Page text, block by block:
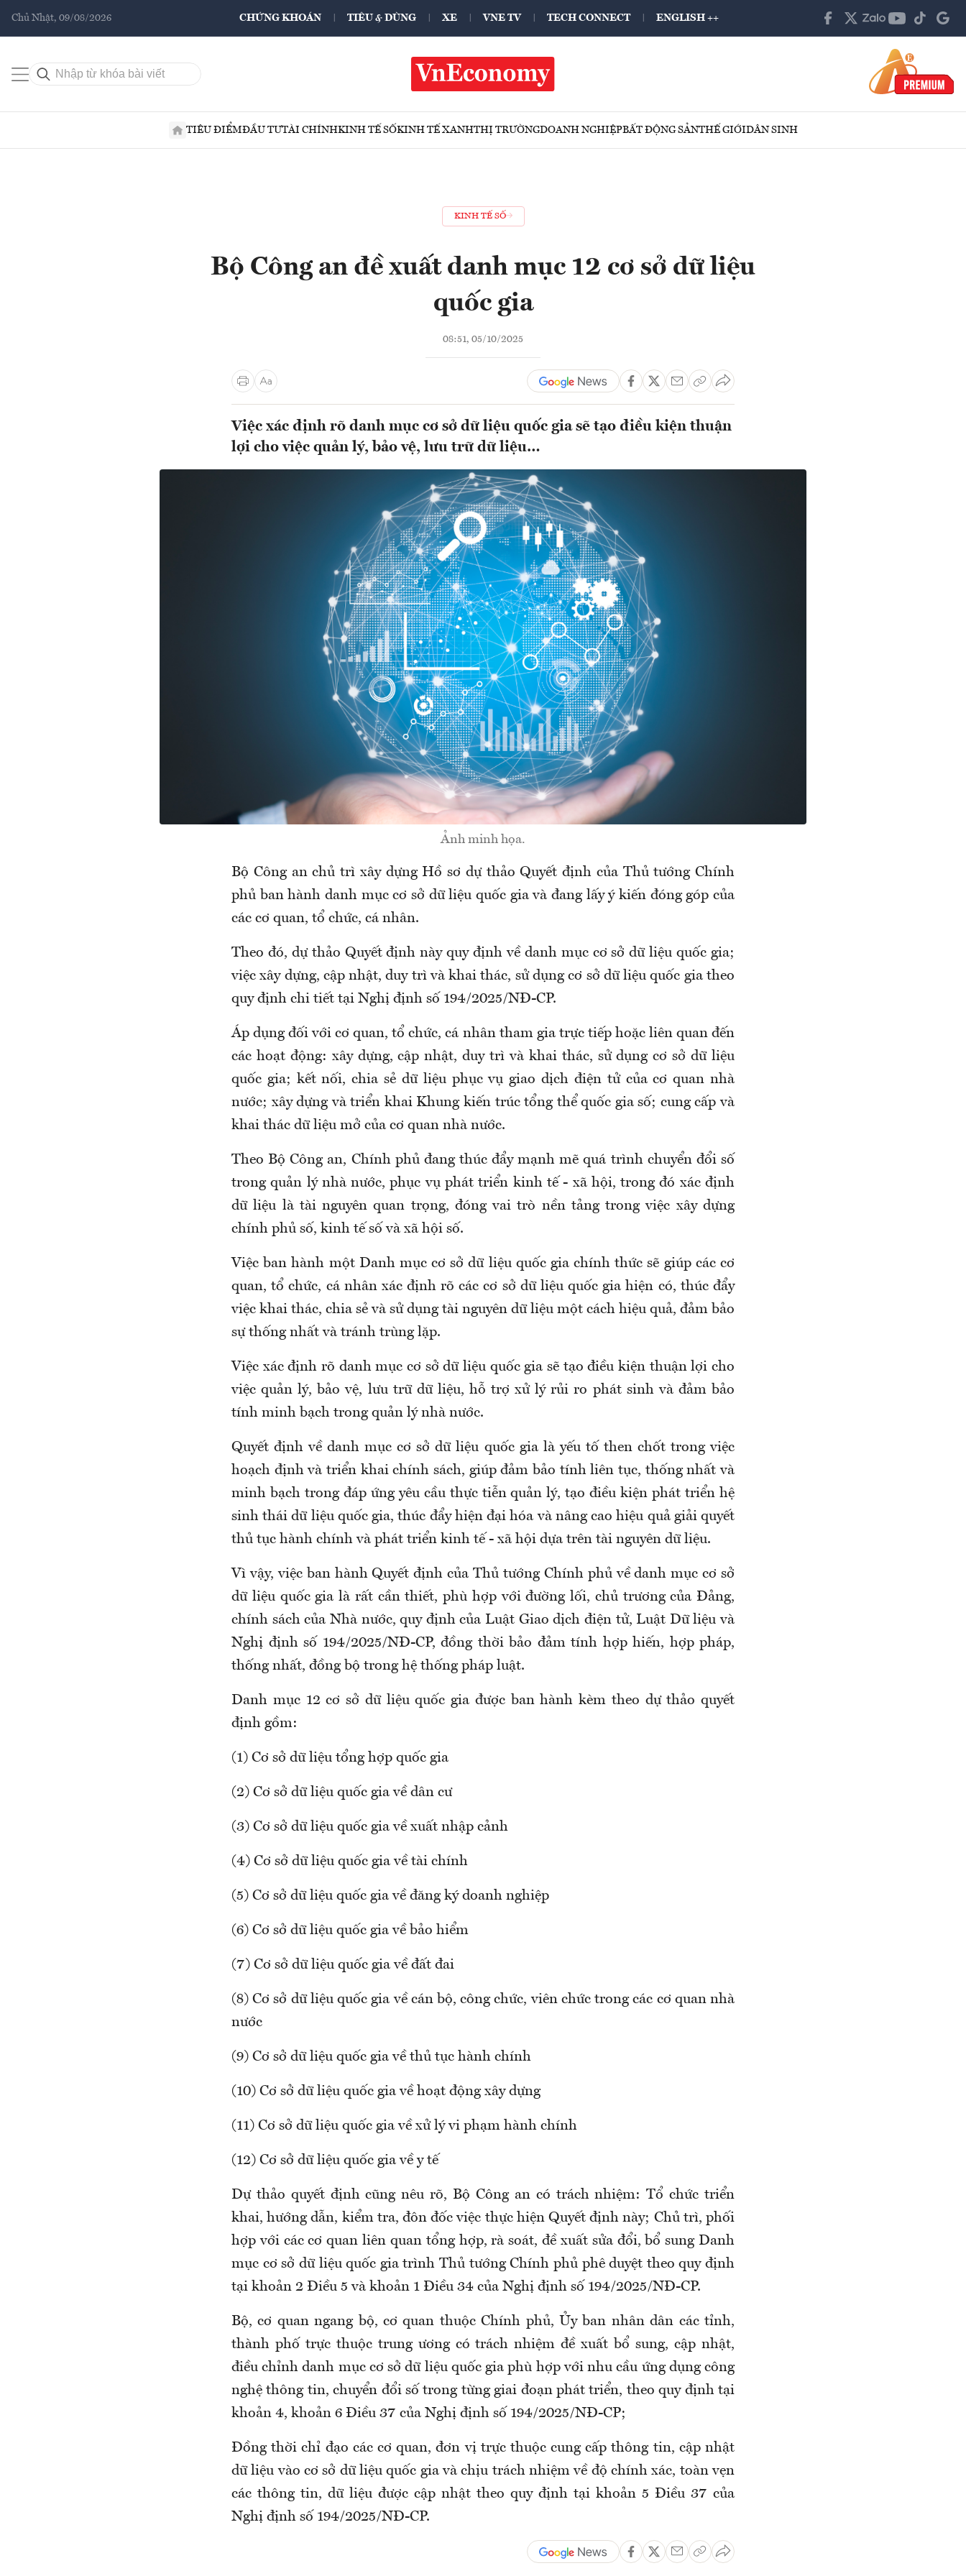
Chủ Nhật, 09/08/2026 CHỨNG KHOÁN TIÊU & DÙNG XE VNE TV TECH CONNECT ENGLISH ++
TIÊU ĐIỂMĐẦU TƯTÀI CHÍNHKINH TẾ SỐKINH TẾ XANHTHỊ TRƯỜNGDOANH NGHIỆPBẤT ĐỘNG SẢNTHẾ GIỚIDÂN SINH
KINH TẾ SỐ
Bộ Công an đề xuất danh mục 12 cơ sở dữ liệu
quốc gia
08:51, 05/10/2025
Việc xác định rõ danh mục cơ sở dữ liệu quốc gia sẽ tạo điều kiện thuận
lợi cho việc quản lý, bảo vệ, lưu trữ dữ liệu…
Ảnh minh họa.
Bộ Công an chủ trì xây dựng Hồ sơ dự thảo Quyết định của Thủ tướng Chính
phủ ban hành danh mục cơ sở dữ liệu quốc gia và đang lấy ý kiến đóng góp của
các cơ quan, tổ chức, cá nhân.
Theo đó, dự thảo Quyết định này quy định về danh mục cơ sở dữ liệu quốc gia;
việc xây dựng, cập nhật, duy trì và khai thác, sử dụng cơ sở dữ liệu quốc gia theo
quy định chi tiết tại Nghị định số 194/2025/NĐ-CP.
Áp dụng đối với cơ quan, tổ chức, cá nhân tham gia trực tiếp hoặc liên quan đến
các hoạt động: xây dựng, cập nhật, duy trì và khai thác, sử dụng cơ sở dữ liệu
quốc gia; kết nối, chia sẻ dữ liệu phục vụ giao dịch điện tử của cơ quan nhà
nước; xây dựng và triển khai Khung kiến trúc tổng thể quốc gia số; cung cấp và
khai thác dữ liệu mở của cơ quan nhà nước.
Theo Bộ Công an, Chính phủ đang thúc đẩy mạnh mẽ quá trình chuyển đổi số
trong quản lý nhà nước, phục vụ phát triển kinh tế - xã hội, trong đó xác định
dữ liệu là tài nguyên quan trọng, đóng vai trò nền tảng trong việc xây dựng
chính phủ số, kinh tế số và xã hội số.
Việc ban hành một Danh mục cơ sở dữ liệu quốc gia chính thức sẽ giúp các cơ
quan, tổ chức, cá nhân xác định rõ các cơ sở dữ liệu quốc gia hiện có, thúc đẩy
việc khai thác, chia sẻ và sử dụng tài nguyên dữ liệu một cách hiệu quả, đảm bảo
sự thống nhất và tránh trùng lặp.
Việc xác định rõ danh mục cơ sở dữ liệu quốc gia sẽ tạo điều kiện thuận lợi cho
việc quản lý, bảo vệ, lưu trữ dữ liệu, hỗ trợ xử lý rủi ro phát sinh và đảm bảo
tính minh bạch trong quản lý nhà nước.
Quyết định về danh mục cơ sở dữ liệu quốc gia là yếu tố then chốt trong việc
hoạch định và triển khai chính sách, giúp đảm bảo tính liên tục, thống nhất và
minh bạch trong đáp ứng yêu cầu thực tiễn quản lý, tạo điều kiện phát triển hệ
sinh thái dữ liệu quốc gia, thúc đẩy hiện đại hóa và nâng cao hiệu quả giải quyết
thủ tục hành chính và phát triển kinh tế - xã hội dựa trên tài nguyên dữ liệu.
Vì vậy, việc ban hành Quyết định của Thủ tướng Chính phủ về danh mục cơ sở
dữ liệu quốc gia là rất cần thiết, phù hợp với đường lối, chủ trương của Đảng,
chính sách của Nhà nước, quy định của Luật Giao dịch điện tử, Luật Dữ liệu và
Nghị định số 194/2025/NĐ-CP, đồng thời bảo đảm tính hợp hiến, hợp pháp,
thống nhất, đồng bộ trong hệ thống pháp luật.
Danh mục 12 cơ sở dữ liệu quốc gia được ban hành kèm theo dự thảo quyết
định gồm:
(1) Cơ sở dữ liệu tổng hợp quốc gia
(2) Cơ sở dữ liệu quốc gia về dân cư
(3) Cơ sở dữ liệu quốc gia về xuất nhập cảnh
(4) Cơ sở dữ liệu quốc gia về tài chính
(5) Cơ sở dữ liệu quốc gia về đăng ký doanh nghiệp
(6) Cơ sở dữ liệu quốc gia về bảo hiểm
(7) Cơ sở dữ liệu quốc gia về đất đai
(8) Cơ sở dữ liệu quốc gia về cán bộ, công chức, viên chức trong các cơ quan nhà
nước
(9) Cơ sở dữ liệu quốc gia về thủ tục hành chính
(10) Cơ sở dữ liệu quốc gia về hoạt động xây dựng
(11) Cơ sở dữ liệu quốc gia về xử lý vi phạm hành chính
(12) Cơ sở dữ liệu quốc gia về y tế
Dự thảo quyết định cũng nêu rõ, Bộ Công an có trách nhiệm: Tổ chức triển
khai, hướng dẫn, kiểm tra, đôn đốc việc thực hiện Quyết định này; Chủ trì, phối
hợp với các cơ quan liên quan tổng hợp, rà soát, đề xuất sửa đổi, bổ sung Danh
mục cơ sở dữ liệu quốc gia trình Thủ tướng Chính phủ phê duyệt theo quy định
tại khoản 2 Điều 5 và khoản 1 Điều 34 của Nghị định số 194/2025/NĐ-CP.
Bộ, cơ quan ngang bộ, cơ quan thuộc Chính phủ, Ủy ban nhân dân các tỉnh,
thành phố trực thuộc trung ương có trách nhiệm đề xuất bổ sung, cập nhật,
điều chỉnh danh mục cơ sở dữ liệu quốc gia phù hợp với nhu cầu ứng dụng công
nghệ thông tin, chuyển đổi số trong từng giai đoạn phát triển, theo quy định tại
khoản 4, khoản 6 Điều 37 của Nghị định số 194/2025/NĐ-CP;
Đồng thời chỉ đạo các cơ quan, đơn vị trực thuộc cung cấp thông tin, cập nhật
dữ liệu vào cơ sở dữ liệu quốc gia và chịu trách nhiệm về độ chính xác, toàn vẹn
các thông tin, dữ liệu được cập nhật theo quy định tại khoản 5 Điều 37 của
Nghị định số 194/2025/NĐ-CP.